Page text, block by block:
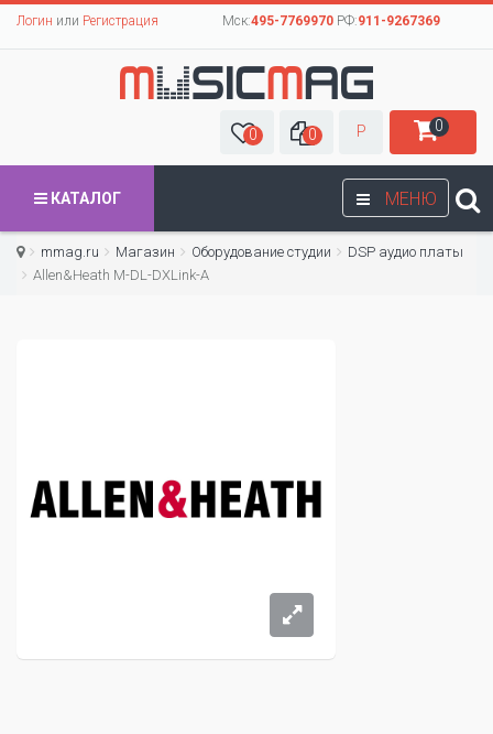
Логин или Регистрация Мск:495-7769970РФ:911-9267369
0 0 Р 0
МЕНЮ
КАТАЛОГ
mmag.ru Магазин Оборудование студии
DSP аудио платы
Allen&Heath M-DL-DXLink-A